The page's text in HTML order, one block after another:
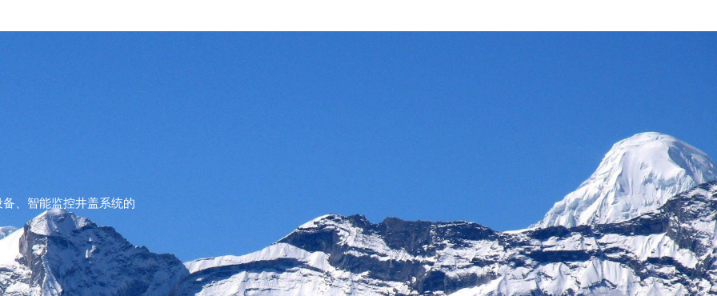
、智能监控井盖系统的